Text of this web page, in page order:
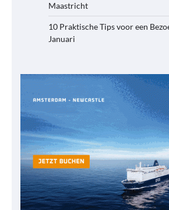
Maastricht
10 Praktische Tips voor een
Januari